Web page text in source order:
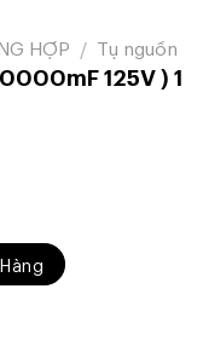
HỢP / Tụ nguồn
125V ) 1
) 1 Cái số lượng